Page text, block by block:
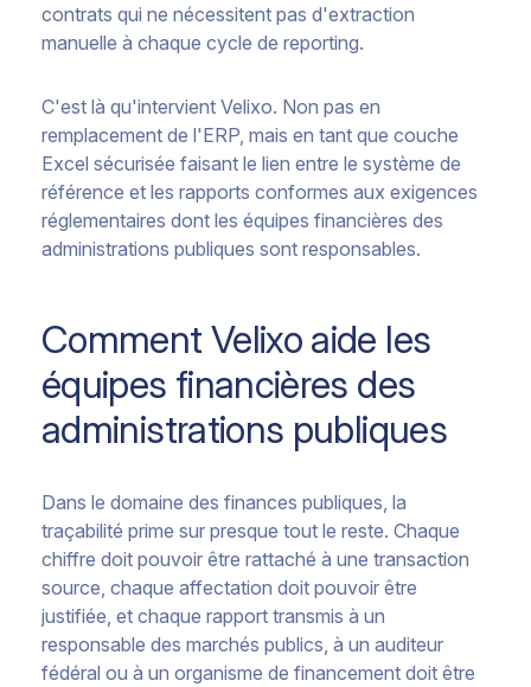
contrats qui ne nécessitent pas d'extraction
manuelle à chaque cycle de reporting.
C'est là qu'intervient Velixo. Non pas en
remplacement de l'ERP, mais en tant que couche
Excel sécurisée faisant le lien entre le système de
référence et les rapports conformes aux exigences
réglementaires dont les équipes financières des
administrations publiques sont responsables.
Comment Velixo aide les
équipes financières des
administrations publiques
Dans le domaine des finances publiques, la
traçabilité prime sur presque tout le reste. Chaque
chiffre doit pouvoir être rattaché à une transaction
source, chaque affectation doit pouvoir être
justifiée, et chaque rapport transmis à un
responsable des marchés publics, à un auditeur
fédéral ou à un organisme de financement doit être